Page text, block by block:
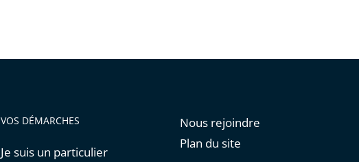
VOS DÉMARCHES
Je suis un particulier
Nous rejoindre
Plan du site